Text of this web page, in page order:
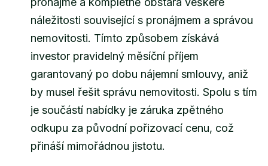
náležitosti související s pronájmem a správou
nemovitosti. Tímto způsobem získává
investor pravidelný měsíční příjem
garantovaný po dobu nájemní smlouvy, aniž
by musel řešit správu nemovitosti. Spolu s tím
je součástí nabídky je záruka zpětného
odkupu za původní pořizovací cenu, což
přináší mimořádnou jistotu.